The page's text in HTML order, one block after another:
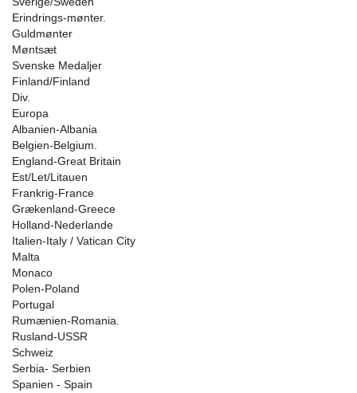
Erindrings-mønter.
Guldmønter
Møntsæt
Svenske Medaljer
Finland/Finland
Div.
Europa
Albanien-Albania
Belgien-Belgium.
England-Great Britain
Est/Let/Litauen
Frankrig-France
Grækenland-Greece
Holland-Nederlande
Italien-Italy / Vatican City
Malta
Monaco
Polen-Poland
Portugal
Rumænien-Romania.
Rusland-USSR
Schweiz
Serbia- Serbien
Spanien - Spain